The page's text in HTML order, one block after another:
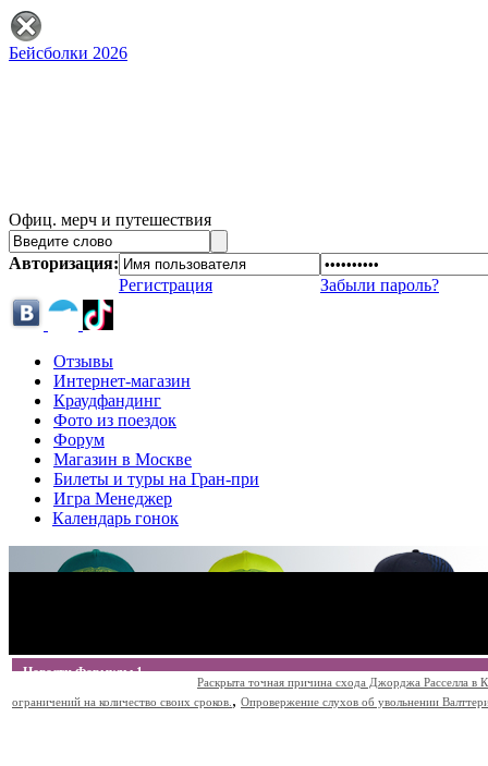
Бейсболки 2026
Офиц. мерч и путешествия
Авторизация:
Регистрация
Забыли пароль?
Отзывы
Интернет-магазин
Краудфандинг
Фото из поездок
Форум
Магазин в Москве
Билеты и туры на Гран-при
Игра Менеджер
Календарь гонок
Новости Формулы 1
Раскрыта точная причина схода Джорджа Расселла в
ограничений на количество своих сроков. , Опровержение слухов об увольнении